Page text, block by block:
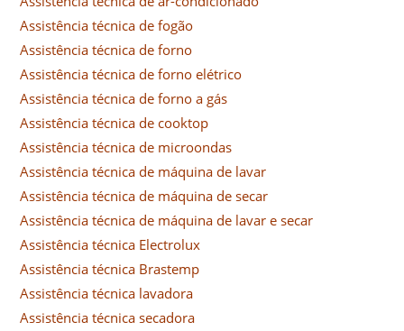
Assistência técnica de fogão
Assistência técnica de forno
Assistência técnica de forno elétrico
Assistência técnica de forno a gás
Assistência técnica de cooktop
Assistência técnica de microondas
Assistência técnica de máquina de lavar
Assistência técnica de máquina de secar
Assistência técnica de máquina de lavar e secar
Assistência técnica Electrolux
Assistência técnica Brastemp
Assistência técnica lavadora
Assistência técnica secadora